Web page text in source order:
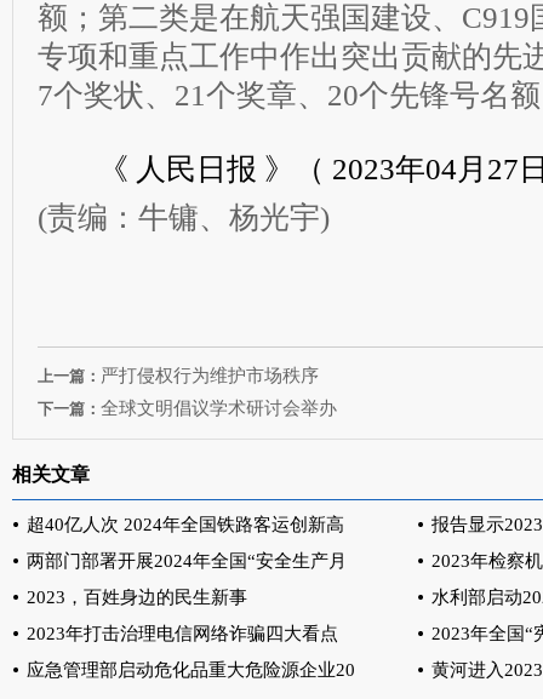
额；第二类是在航天强国建设、C919
专项和重点工作中作出突出贡献的先
7个奖状、21个奖章、20个先锋号名
《 人民日报 》（ 2023年04月27
(责编：牛镛、杨光宇)
上一篇： 严打侵权行为维护市场秩序
下一篇： 全球文明倡议学术研讨会举办
相关文章
超40亿人次 2024年全国铁路客运创新高
报告显示
两部门部署开展2024年全国“安全生产月
2023年检察
2023，百姓身边的民生新事
水利部启动
2023年打击治理电信网络诈骗四大看点
2023年全国“
应急管理部启动危化品重大危险源企业20
黄河进入